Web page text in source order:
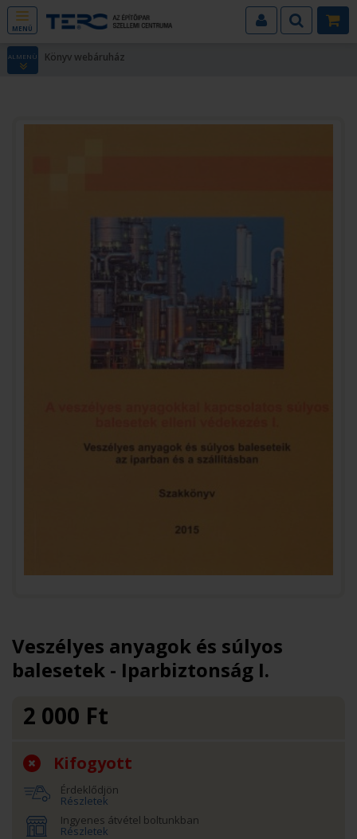
MENÜ
ALMENÜ Könyv webáruház
Veszélyes anyagok és súlyos
balesetek - Iparbiztonság I.
2 000 Ft
Kifogyott
Érdeklődjön
Részletek
Ingyenes átvétel boltunkban
Részletek